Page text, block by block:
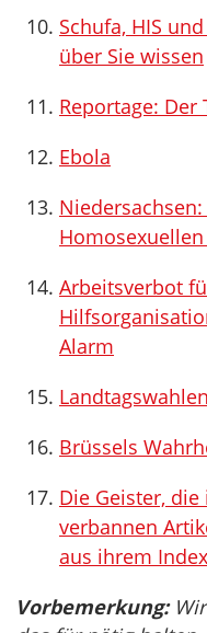
Schufa, HIS
über Sie wissen
Reportage: Der
Ebola
Arbeitsverbot
Alarm
Landtagswahlen
Brüssels
Die Geister,
verbannen
aus ihrem Index
Vorbemerkung:Wir